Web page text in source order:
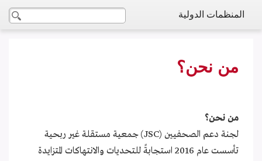
المنظمات الدولية
من نحن؟
من نحن؟
لجنة دعم الصحفيين (JSC) جمعية مستقلة غير ربحية
تأسست عام 2016 استجابةً للتحديات والانتهاكات المتزايدة